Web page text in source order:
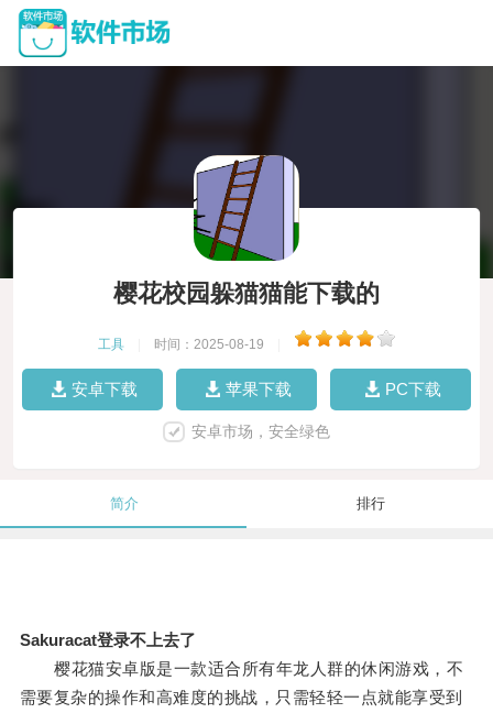
樱花校园躲猫猫能下载的
工具 时间：2025-08-19
安卓下载 苹果下载 PC下载
安卓市场，安全绿色
简介 排行
Sakuracat登录不上去了
樱花猫安卓版是一款适合所有年龙人群的休闲游戏，不
需要复杂的操作和高难度的挑战，只需轻轻一点就能享受到